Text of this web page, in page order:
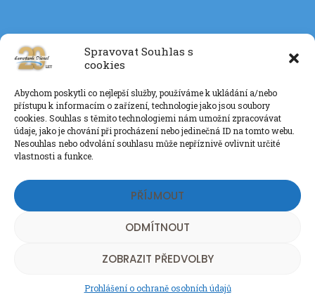
Spravovat Souhlas s
cookies
Abychom poskytli co nejlepší služby, používáme k ukládání a/nebo
přístupu k informacím o zařízení, technologie jako jsou soubory
cookies. Souhlas s těmito technologiemi nám umožní zpracovávat
údaje, jako je chování při procházení nebo jedinečná ID na tomto webu.
Nesouhlas nebo odvolání souhlasu může nepříznivě ovlivnit určité
vlastnosti a funkce.
PŘÍJMOUT
ODMÍTNOUT
ZOBRAZIT PŘEDVOLBY
Prohlášení o ochraně osobních údajů
+420 777 085 135
info@eurotankdiesel.cz